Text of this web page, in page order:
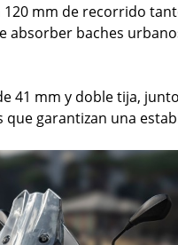
mm de recorrido
absorber baches
41 mm y doble tija,
garantizan una